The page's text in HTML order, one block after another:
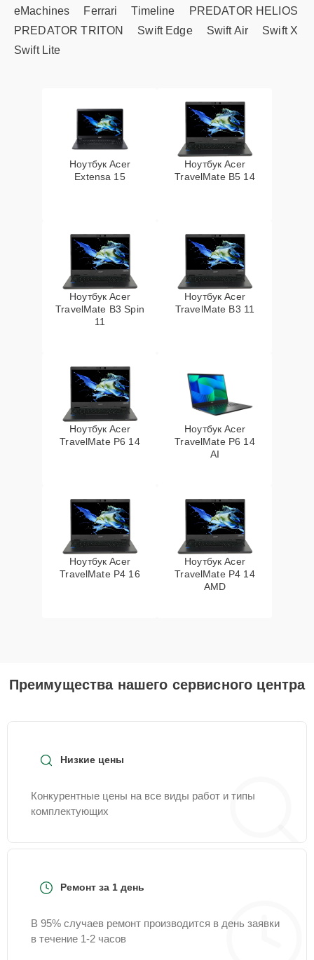
eMachines Ferrari Timeline
PREDATOR HELIOS
PREDATOR TRITON
Swift Edge Swift Air
Swift X
Swift Lite
Ноутбук Acer
Extensa 15
Ноутбук Acer
TravelMate B5 14
Ноутбук Acer
TravelMate B3 Spin
11
Ноутбук Acer
TravelMate B3 11
Ноутбук Acer
TravelMate P6 14
Ноутбук Acer
TravelMate P6 14
AI
Ноутбук Acer
TravelMate P4 16
Ноутбук Acer
TravelMate P4 14
AMD
Преимущества нашего сервисного центра
Низкие цены
Конкурентные цены на все виды работ и типы
комплектующих
Ремонт за 1 день
В 95% случаев ремонт производится в день заявки
в течение 1-2 часов